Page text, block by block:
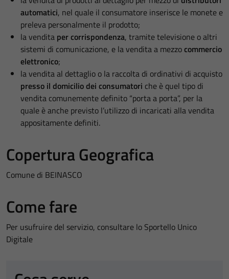
automatici, nel quale il consumatore inserisce le monete e
preleva personalmente il prodotto;
la vendita per corrispondenza, tramite televisione o altri
sistemi di comunicazione, e la vendita a mezzocommercio
elettronico;
la vendita al dettaglio o la raccolta di ordinativi di acquisto
presso il domicilio dei consumatori che è quel tipo di
vendita comunemente definito “porta a porta”, per la
quale è anche previsto l’utilizzo di incaricati alla vendita
appositamente definiti.
Copertura Geografica
Comune di BEINASCO
Come fare
Per usufruire del servizio, consultare lo Sportello Unico
Digitale